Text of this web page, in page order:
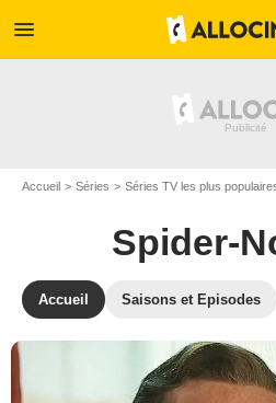
menu
Accueil Séries Séries TV les plus
Spider-
Accueil Saisons et Episodes